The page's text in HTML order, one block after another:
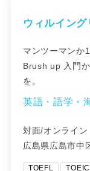
ウィルイン
マンツーマンか
Brush up 入門
を。
英語・語学・
対面/オンライン
広島県広島市中
TOEFL TOEIC